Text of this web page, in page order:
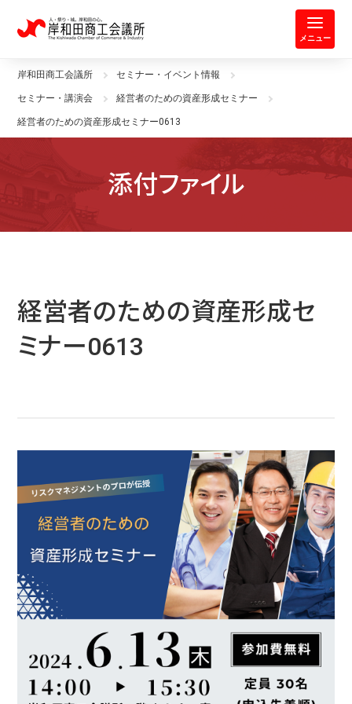
岸和田商工会議所 | 人・祭り・城。
メニュー
岸和田商工会議所 セミナー・イベント情報
セミナー・講演会 経営者のための資産形成セミナー
経営者のための資産形成セミナー0613
添付ファイル
経営者のための資産形成セ
ミナー0613